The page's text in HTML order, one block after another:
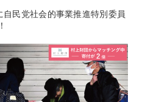
自民党社会的事業推進特別委員